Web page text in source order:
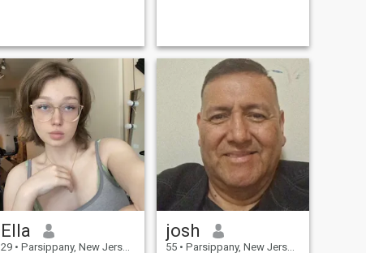
Ella
29 • Parsippany, New Jersey, Estados Unidos
josh
55 • Parsippany, New Jersey, Estados Unidos